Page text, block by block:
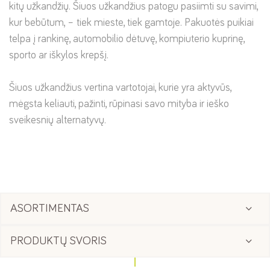
kitų užkandžių. Šiuos užkandžius patogu pasiimti su savimi,
kur bebūtum, – tiek mieste, tiek gamtoje. Pakuotės puikiai
telpa į rankinę, automobilio dėtuvę, kompiuterio kuprinę,
sporto ar iškylos krepšį.
Šiuos užkandžius vertina vartotojai, kurie yra aktyvūs,
mėgsta keliauti, pažinti, rūpinasi savo mityba ir ieško
sveikesnių alternatyvų.
ASORTIMENTAS
PRODUKTŲ SVORIS